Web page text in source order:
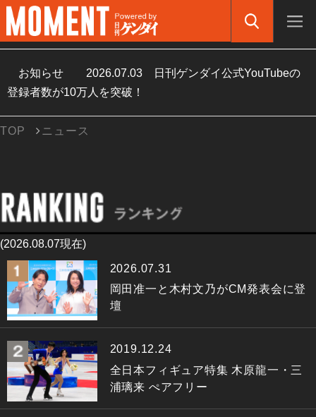
お知らせ 2026.07.03
日刊ゲンダイ公式YouTubeの
登録者数が10万人を突破！
TOP ニュース
(2026.08.07現在)
2026.07.31
岡田准一と木村文乃がCM発表会に登
壇
2019.12.24
全日本フィギュア特集 木原龍一・三
浦璃来 ぺアフリー